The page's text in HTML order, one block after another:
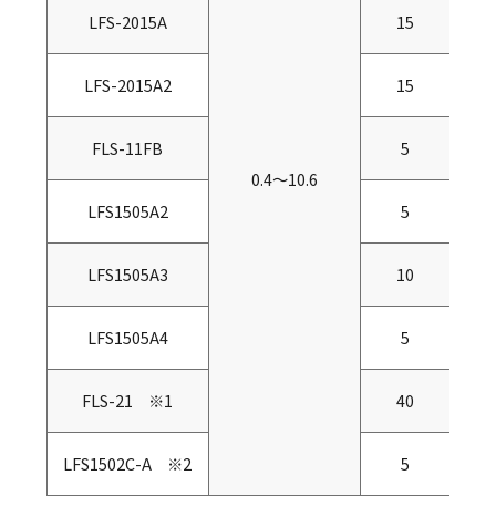
0.4～10.6
LFS-2015A 15
LFS-2015A2 15
FLS-11FB 5
LFS1505A2 5
LFS1505A3 10
LFS1505A4 5
FLS-21 ※1 40
LFS1502C-A ※2 5